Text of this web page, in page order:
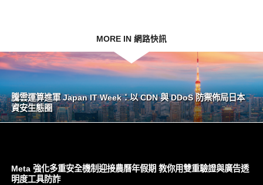
MORE IN 網路快訊
騰雲運算進軍 Japan IT Week：以 CDN 與 DDoS 防禦佈局日本
資安生態圈
Meta 強化多重安全機制迎接農曆年假期 教你用雙重驗證與廣告透
明度工具防詐